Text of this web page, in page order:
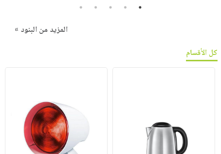
1
2
3
4
5
المزيد من البنود »
كل الأقسام